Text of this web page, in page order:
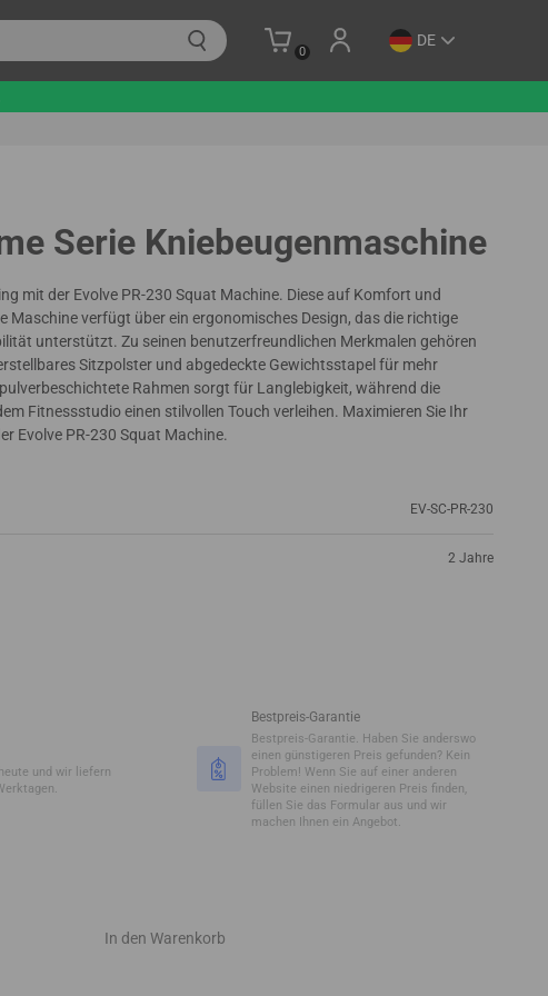
0
DE
Serie Kniebeugenmaschine
mit der Evolve PR-230 Squat Machine. Diese auf Komfort und
Maschine verfügt über ein ergonomisches Design, das die richtige
unterstützt. Zu seinen benutzerfreundlichen Merkmalen gehören
Sitzpolster und abgedeckte Gewichtsstapel für mehr
Rahmen sorgt für Langlebigkeit, während die
Fitnessstudio einen stilvollen Touch verleihen. Maximieren Sie Ihr
Evolve PR-230 Squat Machine.
EV-SC-PR-230
2 Jahre
und wir liefern
Bestpreis-Garantie
Bestpreis-Garantie. Haben Sie anderswo
einen günstigeren Preis gefunden? Kein
Problem! Wenn Sie auf einer anderen
Website einen niedrigeren Preis finden,
füllen Sie das Formular aus und wir
machen Ihnen ein Angebot.
In den Warenkorb